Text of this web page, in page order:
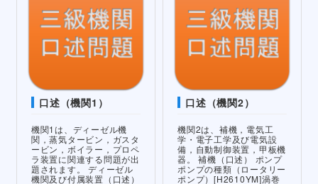
口述（機関1）
機関1は、ディーゼル機
関，蒸気タービン，ガスタ
ービン，ボイラー，プロペ
ラ装置に関連する問題が出
題されます。 ディーゼル
機関及び付属装置（口述）
口述（機関2）
機関2は、補機，電気工
学・電子工学及び電気設
備，自動制御装置，甲板機
器。 補機（口述） ポンプ
ポンプの種類（ロータリー
ポンプ）[H2610YM]渦巻